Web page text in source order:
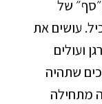
של
עושים את
ועולים
שתהיה
מתחילה